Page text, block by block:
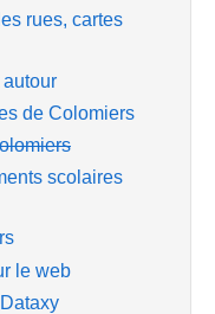
rues, cartes
de Colomiers
scolaires
le web